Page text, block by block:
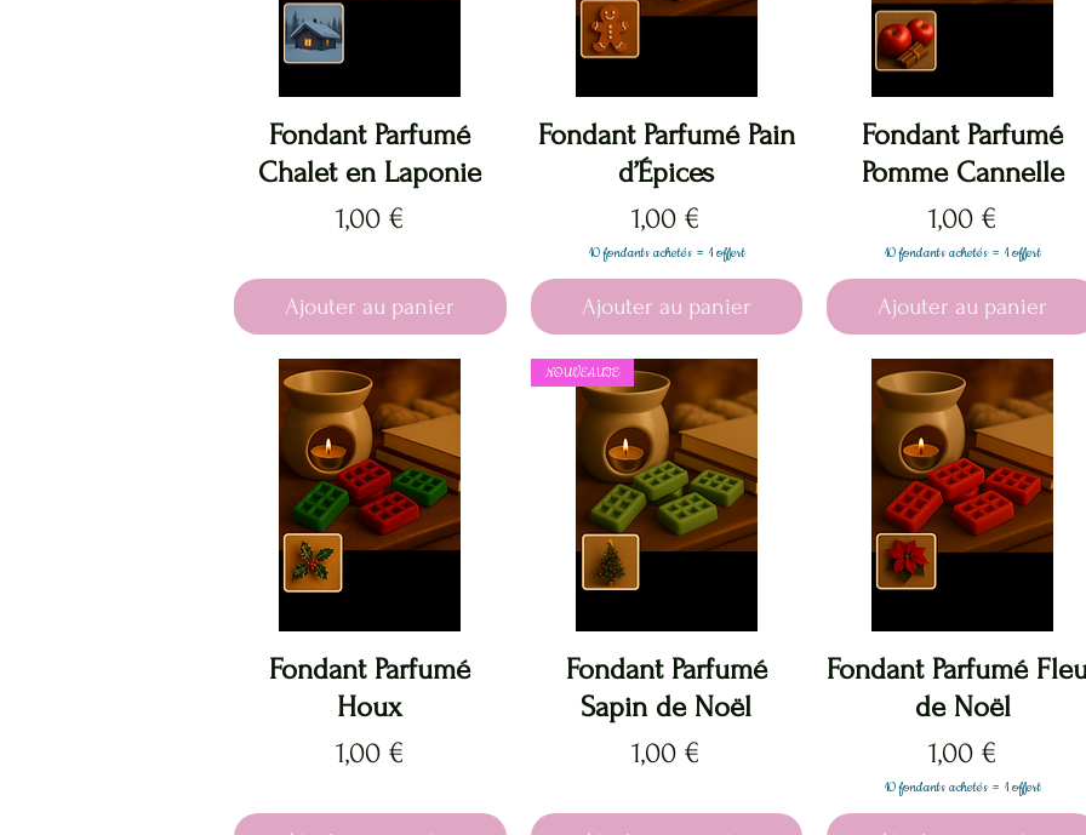
Aperçu rapide
Fondant Parfumé
Chalet en Laponie
Prix
1,00 €
Ajouter au panier
Aperçu rapide
Fondant Parfumé Pain
d’Épices
Prix
1,00 €
10 fondants achetés = 1 offert
Ajouter au panier
Aperçu rapide
Fondant Parfumé
Pomme Cannelle
Prix
1,00 €
10 fondants achetés = 1 offert
Ajouter au panier
Aperçu rapide
Fondant Parfumé
Houx
Prix
1,00 €
Aperçu rapide
NOUVEAUTE
Fondant Parfumé
Sapin de Noël
Prix
1,00 €
Aperçu rapide
Fondant Parfumé
de Noël
Prix
1,00 €
10 fondants achetés = 1 offert